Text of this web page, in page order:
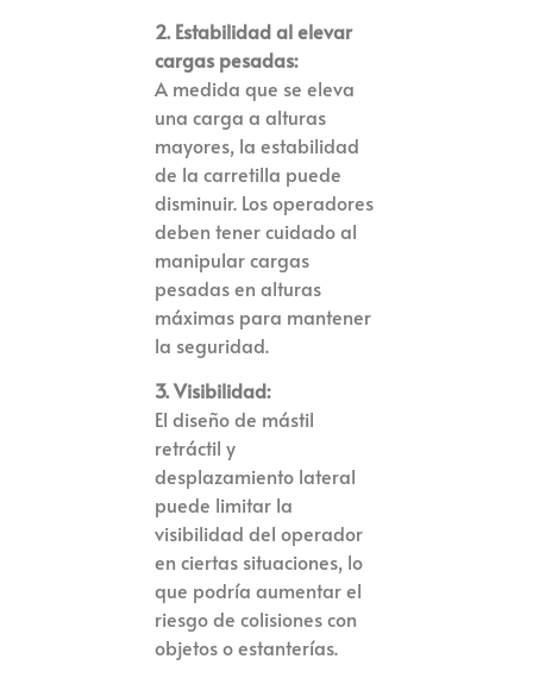
2. Estabilidad al elevar
cargas pesadas:
A medida que se eleva
una carga a alturas
mayores, la estabilidad
de la carretilla puede
disminuir. Los operadores
deben tener cuidado al
manipular cargas
pesadas en alturas
máximas para mantener
la seguridad.
3. Visibilidad:
El diseño de mástil
retráctil y
desplazamiento lateral
puede limitar la
visibilidad del operador
en ciertas situaciones, lo
que podría aumentar el
riesgo de colisiones con
objetos o estanterías.